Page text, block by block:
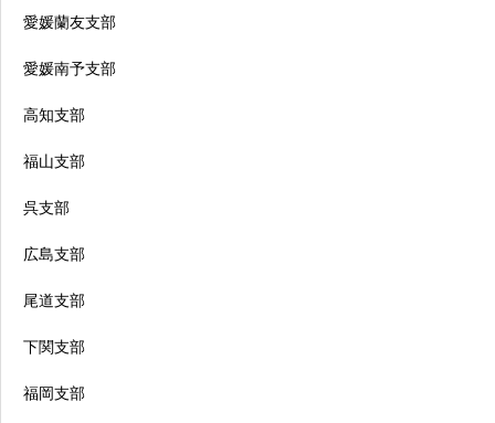
愛媛蘭友支部
愛媛南予支部
高知支部
福山支部
呉支部
広島支部
尾道支部
下関支部
福岡支部